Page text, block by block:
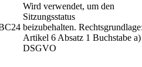
Wird verwendet, um den
Sitzungsstatus
beizubehalten.
Artikel 6 Absatz 1 Buchstabe a)
DSGVO